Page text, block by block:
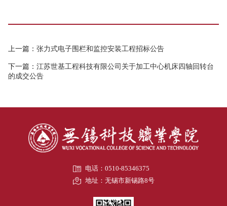
上一篇： 张力式电子围栏和监控安装工程招标公告
下一篇： 江苏世基工程科技有限公司关于加工中心机床四轴回转台
的成交公告
电话：0510-85346375
地址：无锡市新锡路8号